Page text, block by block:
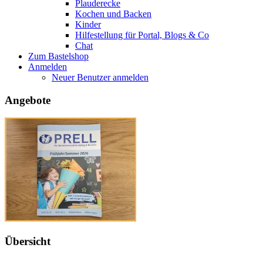
Plauderecke
Kochen und Backen
Kinder
Hilfestellung für Portal, Blogs & Co
Chat
Zum Bastelshop
Anmelden
Neuer Benutzer anmelden
Angebote
Übersicht